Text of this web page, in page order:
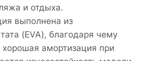
и отдыха.
выполнена из
(EVA), благодаря чему
хорошая амортизация при